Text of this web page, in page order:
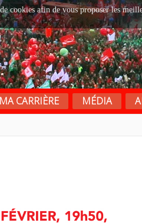
MA CARRIÈRE MÉDIA
cookies afin de vous proposer les